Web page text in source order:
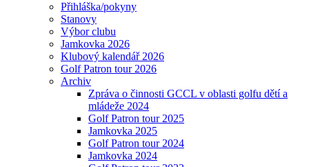
Přihláška/pokyny
Stanovy
Výbor clubu
Jamkovka 2026
Klubový kalendář 2026
Golf Patron tour 2026
Archiv
Zpráva o činnosti GCCL v oblasti golfu dětí a
mládeže 2024
Golf Patron tour 2025
Jamkovka 2025
Golf Patron tour 2024
Jamkovka 2024